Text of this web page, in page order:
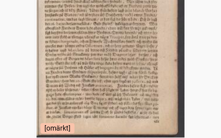
[omärkt]